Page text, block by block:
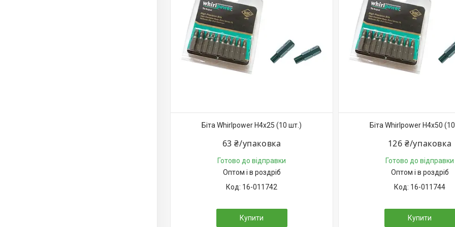
Біта Whirlpower H4х25 (10 шт.)
63 ₴/упаковка
Готово до відправки
Оптом і в роздріб
16-011742
Купити
Біта Whirlpower H4х50
126 ₴/упаковка
Готово до відправки
Оптом і в роздріб
16-011744
Купити